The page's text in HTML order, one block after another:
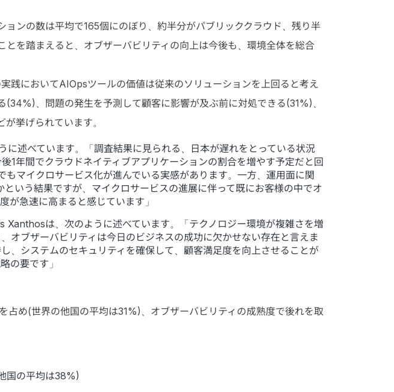
ンの数は平均で165個にのぼり、約半分がパブリッククラウド、残り半
を踏まえると、オブザーバビリティの向上は今後も、環境全体を総合
践においてAIOpsツールの価値は従来のソリューションを上回ると考え
、問題の発生を予測して顧客に影響が及ぶ前に対処できる(31%)、
挙げられています。
述べています。「調査結果に見られる、日本が遅れをとっている状況
1年間でクラウドネイティブアプリケーションの割合を増やす予定だと回
マイクロサービス化が進んでいる実感があります。一方、運用面に関
いう結果ですが、マイクロサービスの進展に伴って既にお客様の中でオ
が急速に高まると感じています」
は、次のように述べています。「テクノロジー環境が複雑さを増
オブザーバビリティは今日のビジネスの成功に欠かせない存在と言えま
、システムのセキュリティを確保して、顧客満足度を向上させることが
の要です」
め(世界の他国の平均は31%)、オブザーバビリティの成熟度で後れを取
国の平均は38%)